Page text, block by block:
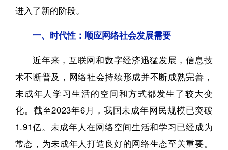
进入了新的阶段。
一、时代性：顺应网络社会发展需要
近年来，互联网和数字经济迅猛发展，信息技
术不断普及，网络社会持续形成并不断成熟完善，
未成年人学习生活的空间和方式都发生了较大变
化。 截至2023年6月，我国未成年网民规模已突破
1.91亿。 未成年人在网络空间生活和学习已经成为
常态，为未成年人打造良好的网络生态至关重要。